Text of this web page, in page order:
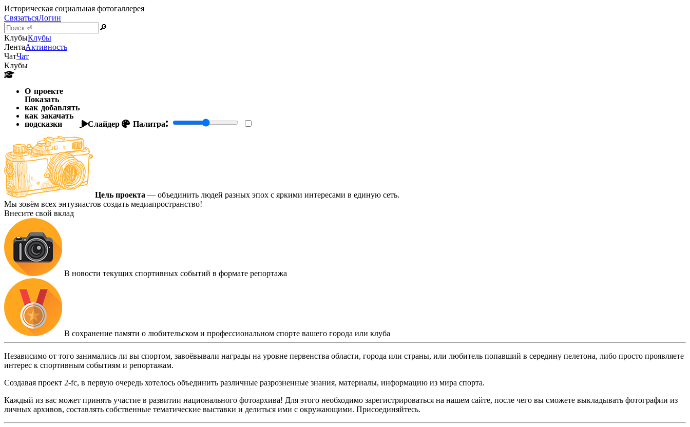
Историческая социальная фотогаллерея
СвязатьсяЛогин
🔎
КлубыКлубы
ЛентаАктивность
ЧатЧат
Клубы
О проекте
Показать
как добавлять
как закачать
подсказки
Слайдер Палитра:
Цель проекта — объединить людей разных эпох с яркими интересами в единую сеть.
Мы зовём всех энтузиастов создать медиапространство!
Внесите свой вклад
В новости текущих спортивных событий в формате репортажа
В сохранение памяти о любительском и профессиональном спорте вашего города или клуба
Независимо от того занимались ли вы спортом, завоёвывали награды на уровне первенства области, города или страны, или любитель попавший в середину пелетона, либо просто проявляете
интерес к спортивным событиям и репортажам.
Создавая проект 2-fc, в первую очередь хотелось объединить различные разрозненные знания, материалы, информацию из мира спорта.
Каждый из вас может принять участие в развитии национального фотоархива! Для этого необходимо зарегистрироваться на нашем сайте, после чего вы сможете выкладывать фотографии из
личных архивов, составлять собственные тематические выставки и делиться ими с окружающими. Присоединяйтесь.